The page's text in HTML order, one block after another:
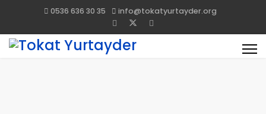
0536 636 30 35 info@tokatyurtayder.org